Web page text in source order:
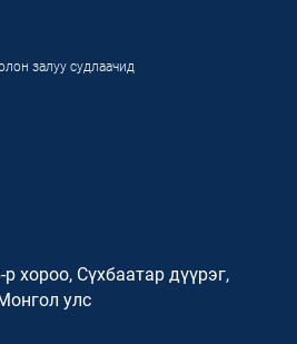
залуу судлаачид
р хороо, Сүхбаатар дүүрэг,
улс